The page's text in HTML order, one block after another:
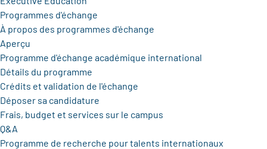
Programmes d'échange
À propos des programmes d'échange
Aperçu
Programme d'échange académique international
Détails du programme
Crédits et validation de l'échange
Déposer sa candidature
Frais, budget et services sur le campus
Q&A
Programme de recherche pour talents internationaux